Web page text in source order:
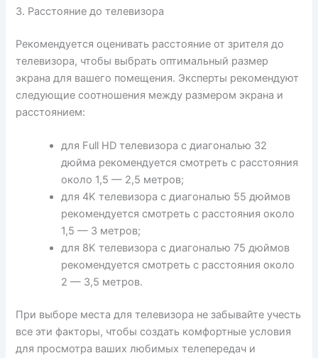
3. Расстояние до телевизора
Рекомендуется оценивать расстояние от зрителя до
телевизора, чтобы выбрать оптимальный размер
экрана для вашего помещения. Эксперты рекомендуют
следующие соотношения между размером экрана и
расстоянием:
для Full HD телевизора с диагональю 32
дюйма рекомендуется смотреть с расстояния
около 1,5 — 2,5 метров;
для 4K телевизора с диагональю 55 дюймов
рекомендуется смотреть с расстояния около
1,5 — 3 метров;
для 8K телевизора с диагональю 75 дюймов
рекомендуется смотреть с расстояния около
2 — 3,5 метров.
При выборе места для телевизора не забывайте учесть
все эти факторы, чтобы создать комфортные условия
для просмотра ваших любимых телепередач и